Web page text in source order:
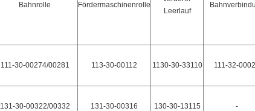
Bahnrolle Fördermaschinenrolle
Leerlauf
111-30-00274/00281 113-30-00112 1130-30-33110 111-32-
131-30-00322/00332 131-30-00316 130-30-13115 -